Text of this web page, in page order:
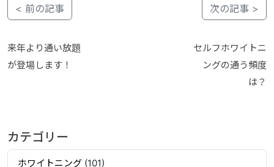
< 前の記事
来年より通い放題
が登場します！
次の記事 >
セルフホワイトニ
ングの通う頻度
は？
カテゴリー
ホワイトニング (101)